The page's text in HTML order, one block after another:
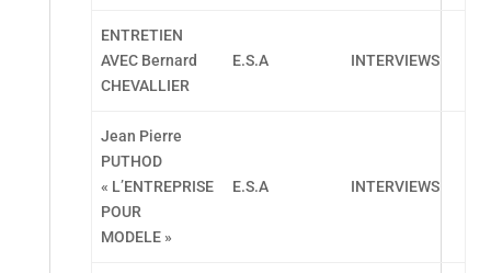
ENTRETIEN
AVEC Bernard
CHEVALLIER
E.S.A INTERVIEWS
Jean Pierre
PUTHOD
« L’ENTREPRISE
POUR
MODELE »
E.S.A INTERVIEWS